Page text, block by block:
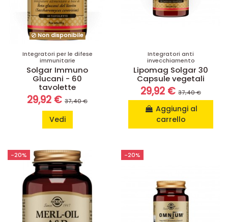
Non disponibile
Integratori per le difese
immunitarie
Solgar Immuno
Glucani - 60
tavolette
29,92 € 37,40 €
Vedi
Integratori anti
invecchiamento
Lipomag Solgar 30
Capsule vegetali
29,92 € 37,40 €
Aggiungi al
carrello
-20% -20%